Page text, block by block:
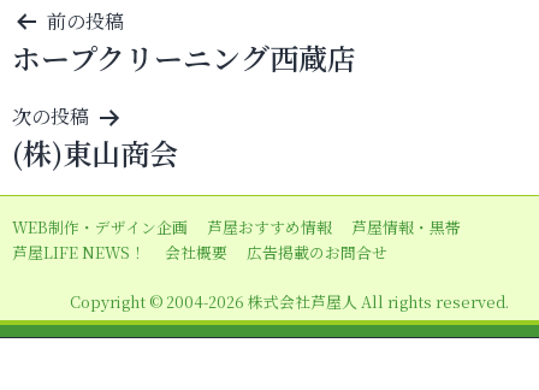
投
稿
ナ
ビ
ゲ
ー
シ
ン
前の投稿
ホープクリーニング西蔵店
次の投稿
(株)東山商会
WEB制作・デザイン企画 芦屋おすすめ情報
芦屋情報・黒帯
芦屋LIFE NEWS！
会社概要 広告掲載のお問合せ
Copyright © 2004-2026 株式会社芦屋人 All rights reserved.